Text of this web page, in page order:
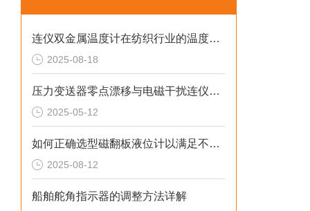
连仪双金属温度计在纺织行业的温度控制与节能应用
2025-08-18
压力变送器零点漂移与电磁干扰连仪教你快速排查
2025-05-12
如何正确选型磁翻板液位计以满足不同工况需求
2025-08-12
船舶舵角指示器的调整方法详解